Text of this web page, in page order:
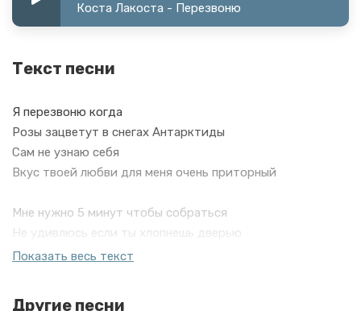
Коста Лакоста - Перезвоню
Текст песни
Я перезвоню когда
Розы зацветут в снегах Антарктиды
Сам не узнаю себя
Вкус твоей любви для меня очень приторный
Мне нужно 5 минут чтобы собраться
Не удивлюсь если ты хлопнешь дверью
Ты можешь плакать и ты можешь смеяться
Показать весь текст
Другие песни